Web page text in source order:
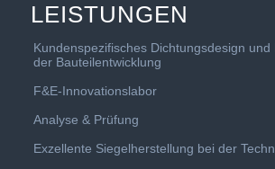
LEISTUNGEN
Kundenspezifisches Dichtungsdesign und
der Bauteilentwicklung
F&E-Innovationslabor
Analyse & Prüfung
Exzellente Siegelherstellung bei der